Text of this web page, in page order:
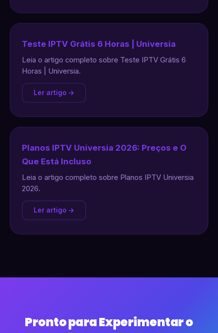
Teste IPTV Grátis 6 Horas | Universia
Leia o artigo completo sobre Teste IPTV Grátis 6
Horas | Universia.
Ler artigo →
Planos IPTV Universia 2026: Preços e O
Que Está Incluso
Leia o artigo completo sobre Planos IPTV Universia
2026.
Ler artigo →
Pronto para Experimentar o